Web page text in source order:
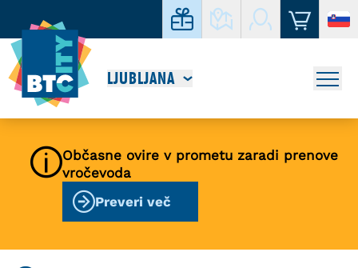
LJUBLJANA
Občasne ovire v prometu zaradi prenove
vročevoda
Preveri več